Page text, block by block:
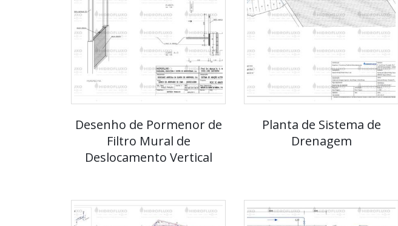
Desenho de Pormenor de
Filtro Mural de
Deslocamento Vertical
Planta de Sistema de
Drenagem